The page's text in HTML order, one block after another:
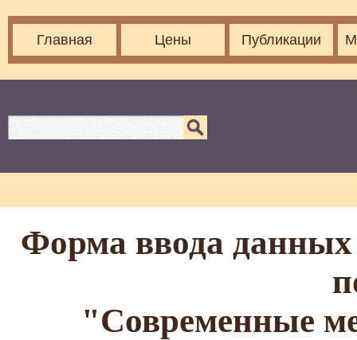
Главная Цены Публикации
Форма ввода данных
"Современные